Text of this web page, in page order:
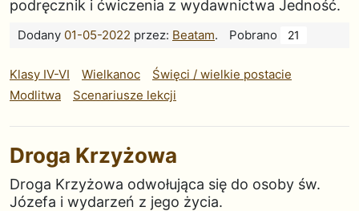
podręcznik i ćwiczenia z wydawnictwa Jedność.
Dodany 01-05-2022 przez: Beatam. Pobrano 21
Klasy IV-VI Wielkanoc
Święci / wielkie postacie
Modlitwa
Scenariusze lekcji
Droga Krzyżowa
Droga Krzyżowa odwołująca się do osoby św.
Józefa i wydarzeń z jego życia.